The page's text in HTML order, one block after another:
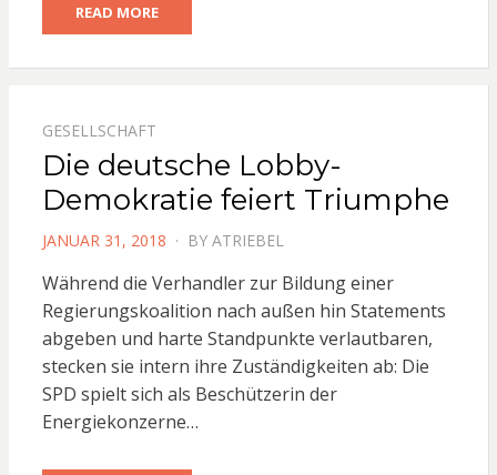
READ MORE
GESELLSCHAFT
Die deutsche Lobby-
Demokratie feiert Triumphe
POSTED
JANUAR 31, 2018 BY ATRIEBEL
Während die Verhandler zur Bildung einer
Regierungskoalition nach außen hin Statements
abgeben und harte Standpunkte verlautbaren,
stecken sie intern ihre Zuständigkeiten ab: Die
SPD spielt sich als Beschützerin der
Energiekonzerne…